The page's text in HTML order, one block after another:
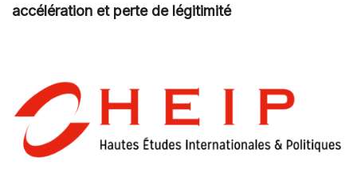
accélération et perte de légitimité